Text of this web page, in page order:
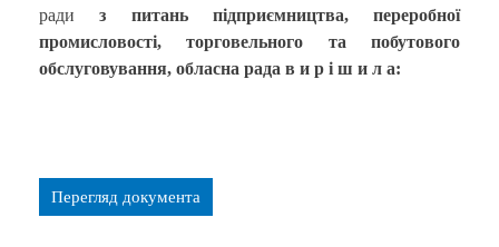
радиз питань підприємництва, переробної
промисловості, торговельного та побутового
обслуговування, обласна рада в и р і ш и л а:
Перегляд документа